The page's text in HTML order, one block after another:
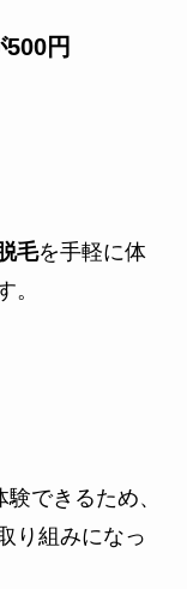
円
毛を手軽に体
。
できるため、
り組みになっ